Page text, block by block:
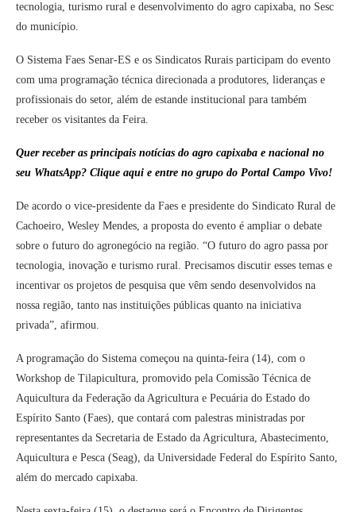
tecnologia, turismo rural e desenvolvimento do agro capixaba, no Sesc
do município.
O Sistema Faes Senar-ES e os Sindicatos Rurais participam do evento
com uma programação técnica direcionada a produtores, lideranças e
profissionais do setor, além de estande institucional para também
receber os visitantes da Feira.
Quer receber as principais notícias do agro capixaba e nacional no
seu WhatsApp? Clique aqui e entre no grupo do Portal Campo Vivo!
De acordo o vice-presidente da Faes e presidente do Sindicato Rural de
Cachoeiro, Wesley Mendes, a proposta do evento é ampliar o debate
sobre o futuro do agronegócio na região. “O futuro do agro passa por
tecnologia, inovação e turismo rural. Precisamos discutir esses temas e
incentivar os projetos de pesquisa que vêm sendo desenvolvidos na
nossa região, tanto nas instituições públicas quanto na iniciativa
privada”, afirmou.
A programação do Sistema começou na quinta-feira (14), com o
Workshop de Tilapicultura, promovido pela Comissão Técnica de
Aquicultura da Federação da Agricultura e Pecuária do Estado do
Espírito Santo (Faes), que contará com palestras ministradas por
representantes da Secretaria de Estado da Agricultura, Abastecimento,
Aquicultura e Pesca (Seag), da Universidade Federal do Espírito Santo,
além do mercado capixaba.